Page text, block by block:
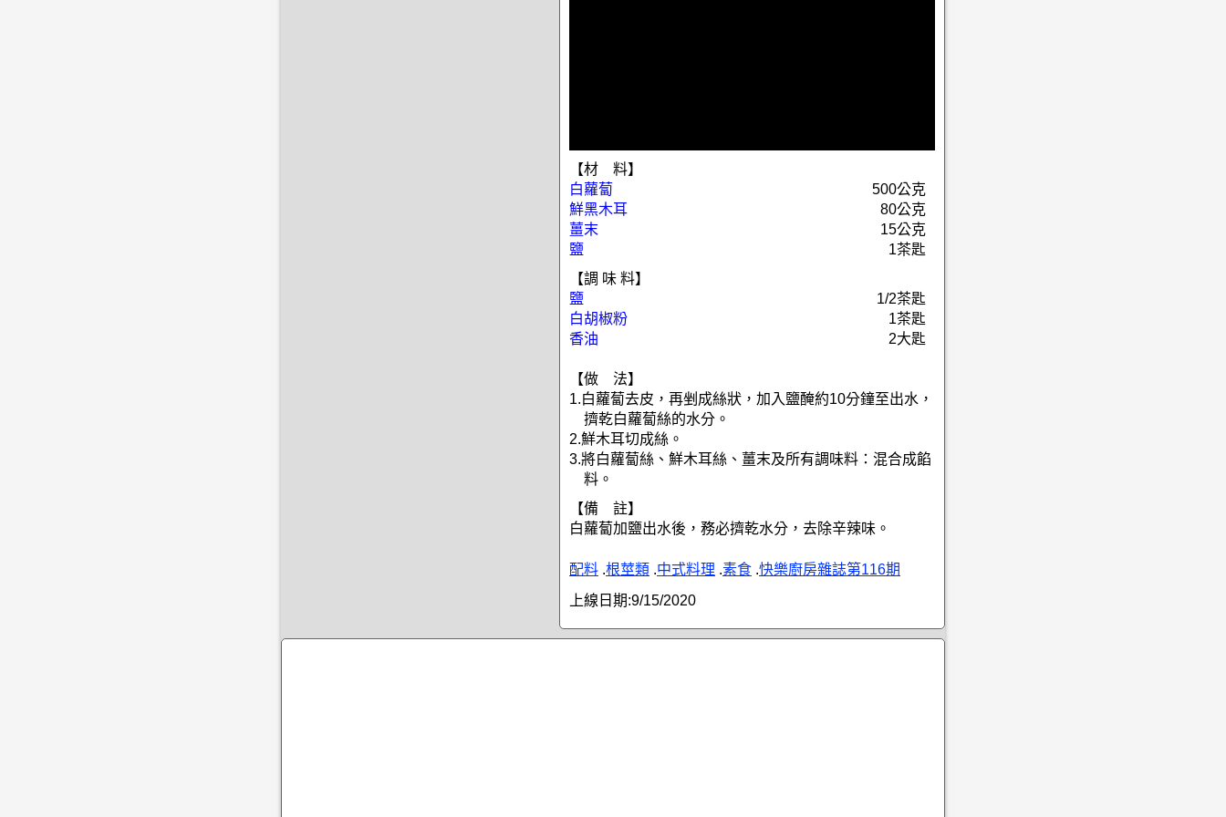
【材 料】
白蘿蔔
500公克
鮮黑木耳
80公克
薑末
15公克
鹽
1茶匙
【調 味 料】
鹽
1/2茶匙
白胡椒粉
1茶匙
香油
2大匙
【做 法】
1.白蘿蔔去皮，再剉成絲狀，加入鹽醃約10分鐘至出水，
擠乾白蘿蔔絲的水分。
2.鮮木耳切成絲。
3.將白蘿蔔絲、鮮木耳絲、薑末及所有調味料：混合成餡
料。
【備 註】
白蘿蔔加鹽出水後，務必擠乾水分，去除辛辣味。
配料 .根莖類 .中式料理 .素食 .快樂廚房雜誌第116期
上線日期:9/15/2020